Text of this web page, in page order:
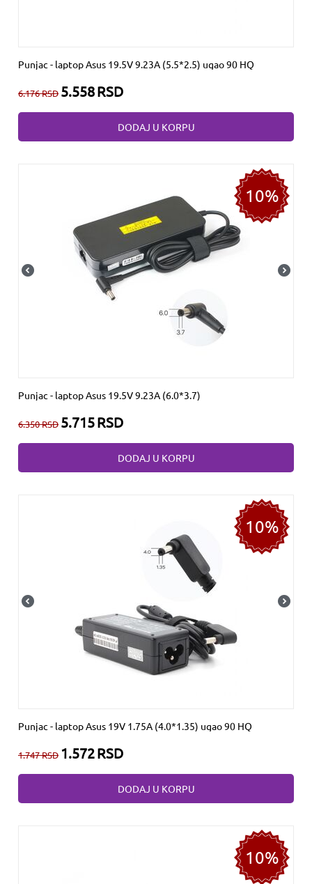
Punjac - laptop Asus 19.5V 9.23A (5.5*2.5) ugao 90 HQ
6.176RSD 5.558RSD
DODAJ U KORPU
10%
Punjac - laptop Asus 19.5V 9.23A (6.0*3.7)
6.350RSD 5.715RSD
DODAJ U KORPU
10%
Punjac - laptop Asus 19V 1.75A (4.0*1.35) ugao 90 HQ
1.747RSD 1.572RSD
DODAJ U KORPU
10%